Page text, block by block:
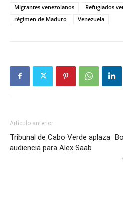
Migrantes venezolanos
Refugiados
régimen de Maduro
Venezuela
Artículo anterior
Tribunal de Cabo Verde aplaza
audiencia para Alex Saab